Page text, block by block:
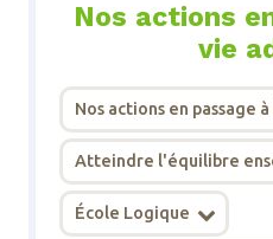
Nos actions
vie
Nos actions en passage
Atteindre l'équilibre
École Logique